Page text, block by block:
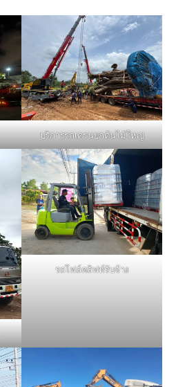
บริการรถเครนยกต้นไม้ใหญ่
รถโฟล์คลิฟท์รับจ้าง